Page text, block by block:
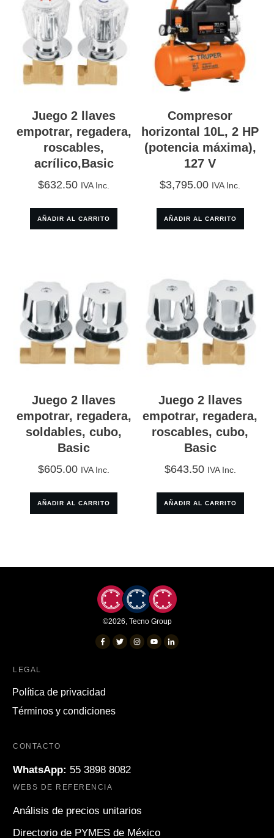
Juego 2 llaves
empotrar, regadera,
roscables,
acrílico,Basic
$632.50 IVA Inc.
AÑADIR AL CARRITO
Compresor
horizontal 10L, 2 HP
(potencia máxima),
127 V
$3,795.00 IVA Inc.
AÑADIR AL CARRITO
Juego 2 llaves
empotrar, regadera,
soldables, cubo,
Basic
$605.00 IVA Inc.
AÑADIR AL CARRITO
Juego 2 llaves
empotrar, regadera,
roscables, cubo,
Basic
$643.50 IVA Inc.
AÑADIR AL CARRITO
©2026, Tecno Group
LEGAL
Política de privacidad
Términos y condiciones
CONTACTO
WhatsApp: 55 3898 8082
WEBS DE REFERENCIA
Análisis de precios unitarios
Directorio de PYMES de México